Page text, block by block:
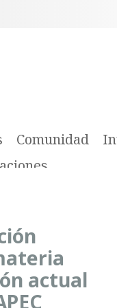
Comunidad
actual